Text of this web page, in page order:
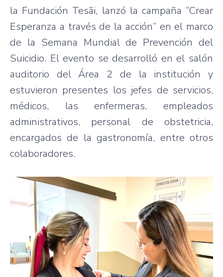
la Fundación Tesãi, lanzó la campaña “Crear
Esperanza a través de la acción” en el marco
de la Semana Mundial de Prevención del
Suicidio. El evento se desarrolló en el salón
auditorio del Área 2 de la institución y
estuvieron presentes los jefes de servicios,
médicos, las enfermeras, empleados
administrativos, personal de obstetricia,
encargados de la gastronomía, entre otros
colaboradores.